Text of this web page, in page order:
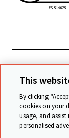
©
This
By clicking
cookies on your
usage, and
personalised